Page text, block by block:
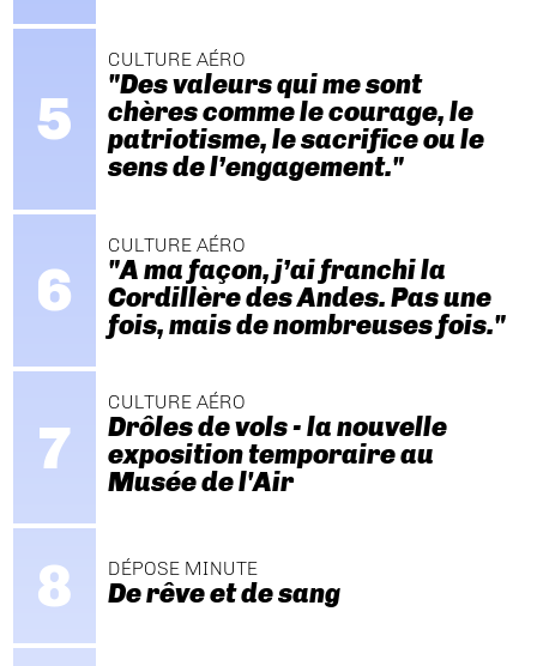
CULTURE AÉRO
"Des valeurs qui me sont
chères comme le courage, le
patriotisme, le sacrifice ou le
sens de l’engagement."
CULTURE AÉRO
"A ma façon, j’ai franchi la
Cordillère des Andes. Pas une
fois, mais de nombreuses fois."
CULTURE AÉRO
Drôles de vols - la nouvelle
exposition temporaire au
Musée de l'Air
DÉPOSE MINUTE
De rêve et de sang